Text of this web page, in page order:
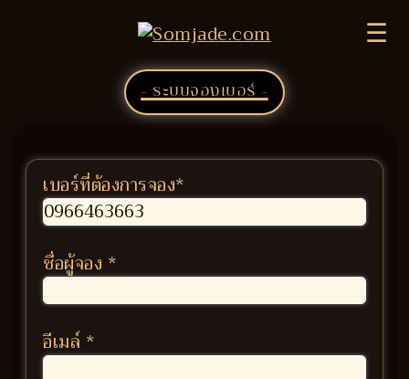
☰
- ระบบจองเบอร์ -
เบอร์ที่ต้องการจอง*
ชื่อผู้จอง *
อีเมล์ *